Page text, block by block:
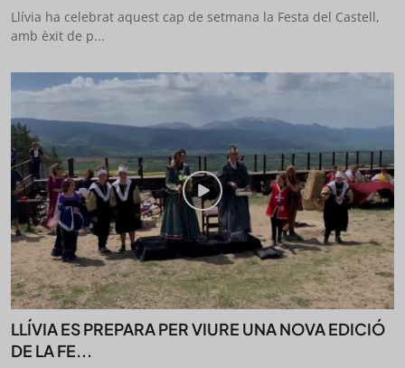
Llívia ha celebrat aquest cap de setmana la Festa del Castell,
amb èxit de p...
LLÍVIA ES PREPARA PER VIURE UNA NOVA EDICIÓ
DE LA FE...